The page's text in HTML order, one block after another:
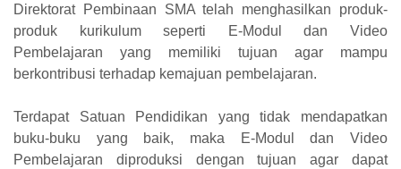
Direktorat Pembinaan SMA telah menghasilkan produk-
produk kurikulum seperti E-Modul dan Video
Pembelajaran yang memiliki tujuan agar mampu
berkontribusi terhadap kemajuan pembelajaran.
Terdapat Satuan Pendidikan yang tidak mendapatkan
buku-buku yang baik, maka E-Modul dan Video
Pembelajaran diproduksi dengan tujuan agar dapat